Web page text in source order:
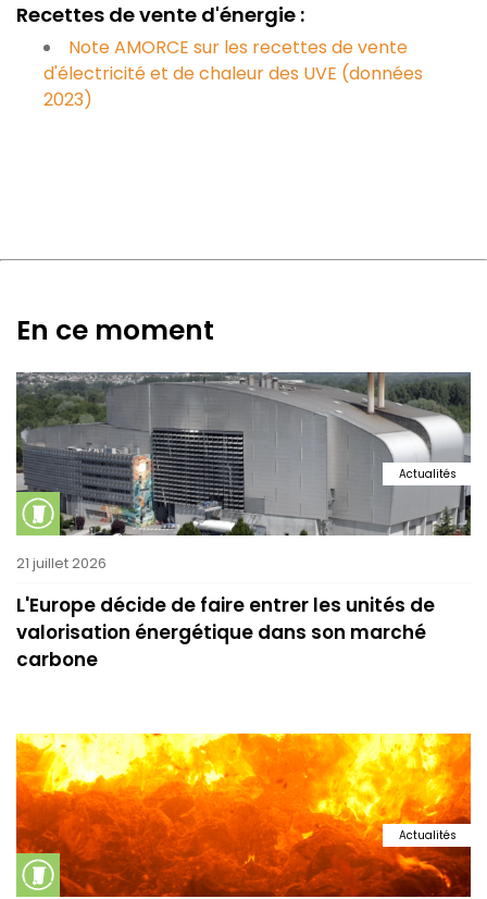
Recettes de vente d'énergie :
Note AMORCE sur les recettes de vente
d'électricité et de chaleur des UVE (données
2023)
En ce moment
Actualités
21 juillet 2026
L'Europe décide de faire entrer les unités de
valorisation énergétique dans son marché
carbone
Actualités